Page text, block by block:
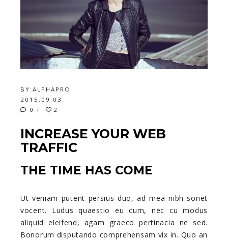
BY: ALPHAPRO
2015.09.03.
0
2
INCREASE YOUR WEB
TRAFFIC
THE TIME HAS COME
Ut veniam putent persius duo, ad mea nibh sonet
vocent. Ludus quaestio eu cum, nec cu modus
aliquid eleifend, agam graeco pertinacia ne sed.
Bonorum disputando comprehensam vix in. Quo an